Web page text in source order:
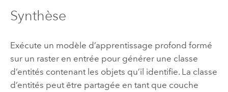
Synthèse
Exécute un modèle d’apprentissage profond formé
sur un raster en entrée pour générer une classe
d’entités contenant les objets qu’il identifie. La classe
d’entités peut être partagée en tant que couche